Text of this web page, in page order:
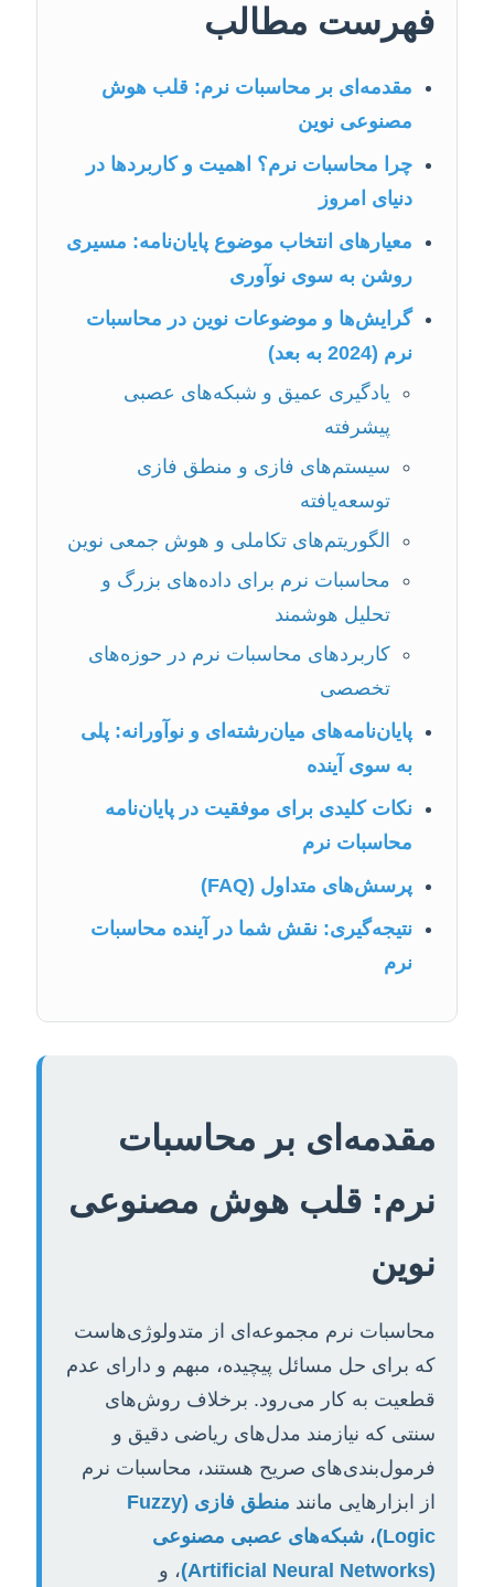
فهرست مطالب
مقدمه‌ای بر محاسبات نرم: قلب هوش
مصنوعی نوین
چرا محاسبات نرم؟ اهمیت و کاربردها در
دنیای امروز
معیارهای انتخاب موضوع پایان‌نامه: مسیری
روشن به سوی نوآوری
گرایش‌ها و موضوعات نوین در محاسبات
نرم (2024 به بعد)
یادگیری عمیق و شبکه‌های عصبی
پیشرفته
سیستم‌های فازی و منطق فازی
توسعه‌یافته
الگوریتم‌های تکاملی و هوش جمعی نوین
محاسبات نرم برای داده‌های بزرگ و
تحلیل هوشمند
کاربردهای محاسبات نرم در حوزه‌های
تخصصی
پایان‌نامه‌های میان‌رشته‌ای و نوآورانه: پلی
به سوی آینده
نکات کلیدی برای موفقیت در پایان‌نامه
محاسبات نرم
پرسش‌های متداول (FAQ)
نتیجه‌گیری: نقش شما در آینده محاسبات
نرم
مقدمه‌ای بر محاسبات
نرم: قلب هوش مصنوعی
نوین
محاسبات نرم مجموعه‌ای از متدولوژی‌هاست
که برای حل مسائل پیچیده، مبهم و دارای عدم
قطعیت به کار می‌رود. برخلاف روش‌های
سنتی که نیازمند مدل‌های ریاضی دقیق و
فرمول‌بندی‌های صریح هستند، محاسبات نرم
از ابزارهایی مانند
منطق فازی (Fuzzy
Logic) ، شبکه‌های عصبی مصنوعی
(Artificial Neural Networks)
، و